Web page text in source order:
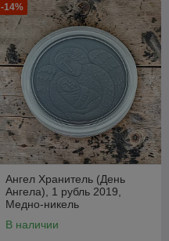
-14%
Ангел Хранитель (День
Ангела), 1 рубль 2019,
Медно-никель
В наличии